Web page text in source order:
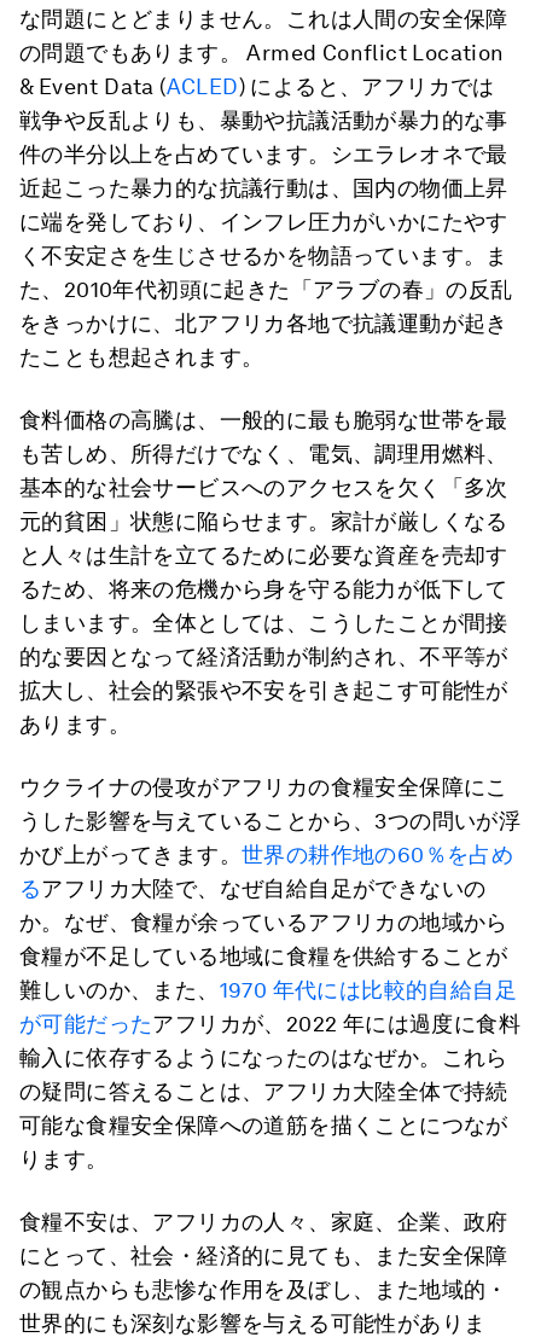
な問題にとどまりません。これは人間の安全保障
の問題でもあります。 Armed Conflict Location
& Event Data (ACLED) によると、アフリカでは
戦争や反乱よりも、暴動や抗議活動が暴力的な事
件の半分以上を占めています。シエラレオネで最
近起こった暴力的な抗議行動は、国内の物価上昇
に端を発しており、インフレ圧力がいかにたやす
く不安定さを生じさせるかを物語っています。ま
た、2010年代初頭に起きた「アラブの春」の反乱
をきっかけに、北アフリカ各地で抗議運動が起き
たことも想起されます。
食料価格の高騰は、一般的に最も脆弱な世帯を最
も苦しめ、所得だけでなく、電気、調理用燃料、
基本的な社会サービスへのアクセスを欠く「多次
元的貧困」状態に陥らせます。家計が厳しくなる
と人々は生計を立てるために必要な資産を売却す
るため、将来の危機から身を守る能力が低下して
しまいます。全体としては、こうしたことが間接
的な要因となって経済活動が制約され、不平等が
拡大し、社会的緊張や不安を引き起こす可能性が
あります。
ウクライナの侵攻がアフリカの食糧安全保障にこ
うした影響を与えていることから、3つの問いが浮
かび上がってきます。 世界の耕作地の60％を占め
るアフリカ大陸で、なぜ自給自足ができないの
か。なぜ、食糧が余っているアフリカの地域から
食糧が不足している地域に食糧を供給することが
難しいのか、また、 1970 年代には比較的自給自足
が可能だったアフリカが、2022 年には過度に食料
輸入に依存するようになったのはなぜか。これら
の疑問に答えることは、アフリカ大陸全体で持続
可能な食糧安全保障への道筋を描くことにつなが
ります。
食糧不安は、アフリカの人々、家庭、企業、政府
にとって、社会・経済的に見ても、また安全保障
の観点からも悲惨な作用を及ぼし、また地域的・
世界的にも深刻な影響を与える可能性がありま